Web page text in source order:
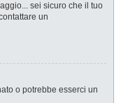
sei sicuro che il tuo
un
o potrebbe esserci un